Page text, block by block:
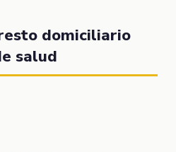
domiciliario
salud